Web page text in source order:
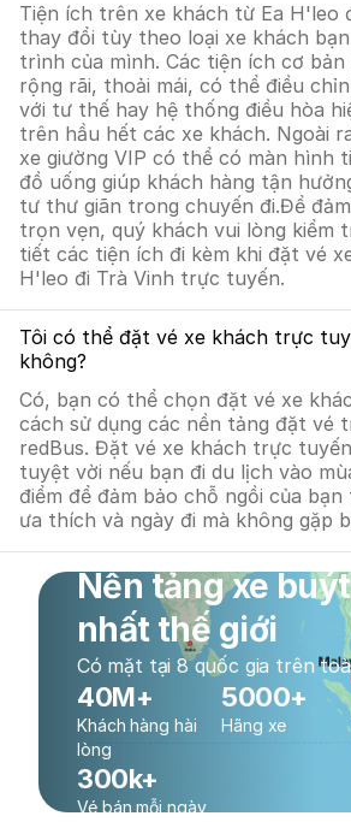
Tiện ích trên xe khách từ Ea H'leo
thay đổi tùy theo loại xe khách
trình của mình. Các tiện ích cơ bản
rộng rãi, thoải mái, có thể điều
với tư thế hay hệ thống điều hòa
trên hầu hết các xe khách. Ngoài
xe giường VIP có thể có màn hình
đồ uống giúp khách hàng tận
tư thư giãn trong chuyến đi.Để
trọn vẹn, quý khách vui lòng kiểm
tiết các tiện ích đi kèm khi đặt vé
H'leo đi Trà Vinh trực tuyến.
Tôi có thể đặt vé xe khách trực
không?
Có, bạn có thể chọn đặt vé xe
cách sử dụng các nền tảng đặt vé
redBus. Đặt vé xe khách trực
tuyệt vời nếu bạn đi du lịch vào
điểm để đảm bảo chỗ ngồi của
ưa thích và ngày đi mà không gặp
Nền tảng xe
nhất thế giới
Có mặt tại 8 quốc gia trên
40M+
Khách hàng hài
lòng
5000+
Hãng xe
300k+
Vé bán mỗi ngày